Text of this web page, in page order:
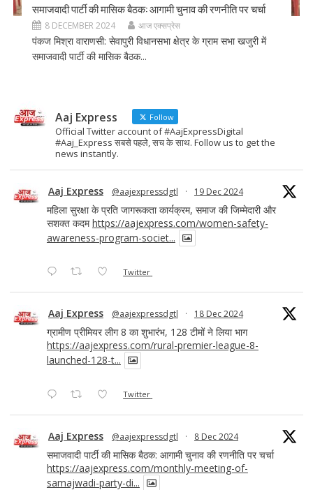
समाजवादी पार्टी की मासिक बैठक: आगामी चुनाव की रणनीति पर चर्चा
8 DECEMBER 2024 आज एक्सप्रेस
पंकज मिश्रा वाराणसी: सेवापुरी विधानसभा क्षेत्र के ग्राम सभा खजुरी में
समाजवादी पार्टी की मासिक बैठक...
Aaj Express Follow
Official Twitter account of #AajExpressDigital
#Aaj_Express सबसे पहले, सच के साथ. Follow us to get the
news instantly.
Aaj Express @aajexpressdgtl · 19 Dec 2024
महिला सुरक्षा के प्रति जागरूकता कार्यक्रम, समाज की जिम्मेदारी और
सशक्त कदमhttps://aajexpress.com/women-safety-
awareness-program-societ...
Twitter
Aaj Express @aajexpressdgtl · 18 Dec 2024
ग्रामीण प्रीमियर लीग 8 का शुभारंभ, 128 टीमों ने लिया भाग
https://aajexpress.com/rural-premier-league-8-
launched-128-t...
Twitter
Aaj Express @aajexpressdgtl · 8 Dec 2024
समाजवादी पार्टी की मासिक बैठक: आगामी चुनाव की रणनीति पर चर्चा
https://aajexpress.com/monthly-meeting-of-
samajwadi-party-di...